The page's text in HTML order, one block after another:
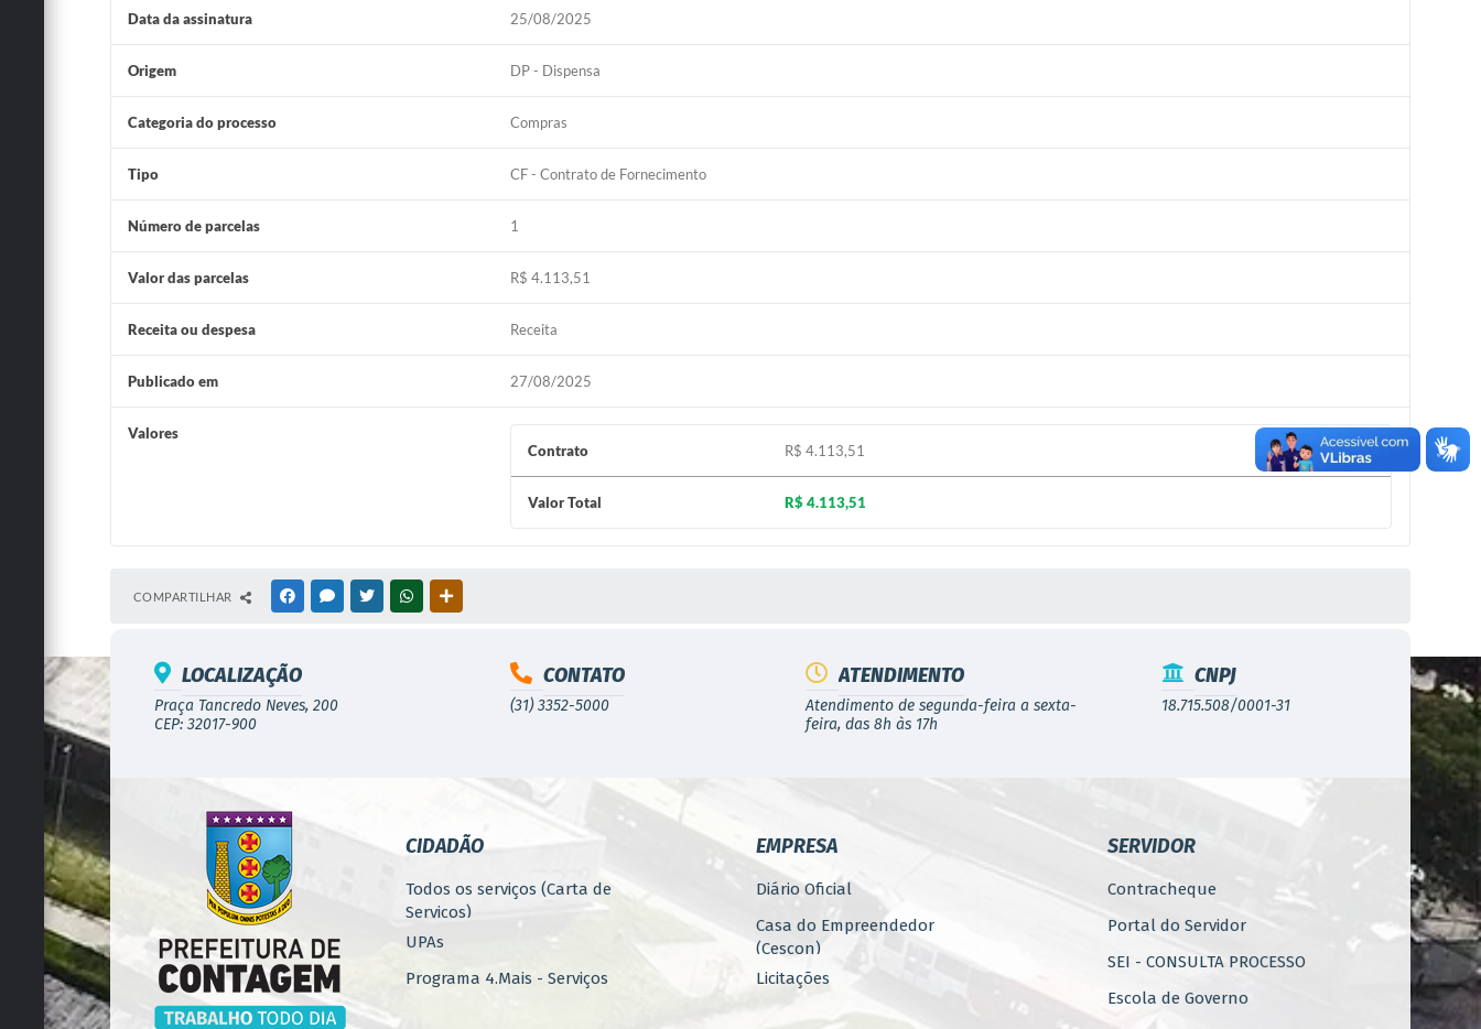
Data da assinatura 25/08/2025
Origem DP - Dispensa
Categoria do processo Compras
Tipo CF - Contrato de Fornecimento
Número de parcelas 1
Valor das parcelas R$ 4.113,51
Receita ou despesa Receita
Publicado em 27/08/2025
Valores
Contrato
R$ 4.113,51
Valor Total R$ 4.113,51
COMPARTILHAR FACEBOOKMESSENGER
TWITTERWHATSAPP
LOCALIZAÇÃO
Praça Tancredo Neves, 200
CEP: 32017-900
CONTATO
(31) 3352-5000
ATENDIMENTO
Atendimento de segunda-feira a sexta-
feira, das 8h às 17h
CNPJ
18.715.508/0001-31
CIDADÃO
Todos os serviços (Carta de
Serviços)
UPAs
Programa 4.Mais - Serviços
EMPRESA
Diário Oficial
Casa do Empreendedor
(Cescon)
Licitações
SERVIDOR
Contracheque
Portal do Servidor
SEI - CONSULTA PROCESSO
Escola de Governo